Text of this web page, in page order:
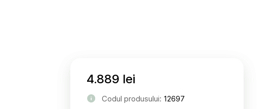
4.889 lei
Codul produsului: 12697